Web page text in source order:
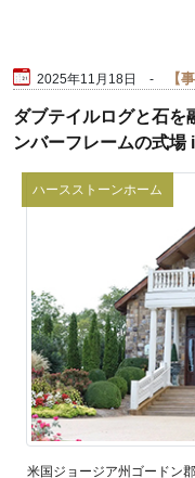
2025年11月18日 -
ダブテイルログと石を
ンバーフレームの式場
ハースストーンホーム
米国ジョージア州ゴードン